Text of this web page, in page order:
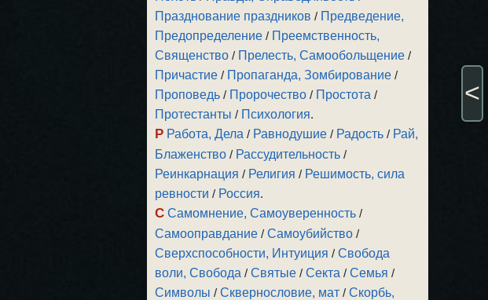
Празднование праздников / Предведение,
Предопределение / Преемственность,
Священство / Прелесть, Самообольщение /
Причастие / Пропаганда, Зомбирование /
Проповедь / Пророчество / Простота /
Протестанты / Психология.
Р Работа, Дела / Равнодушие / Радость / Рай,
Блаженство / Рассудительность /
Реинкарнация / Религия / Решимость, сила
ревности / Россия.
С Самомнение, Самоуверенность /
Самооправдание /Самоубийство /
Сверхспособности, Интуиция /Свобода
воли, Свобода /Святые /Секта /Семья /
Символы /Сквернословие, мат /Скорбь,
<